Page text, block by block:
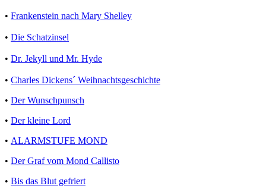
• Frankenstein nach Mary Shelley
• Die Schatzinsel
• Dr. Jekyll und Mr. Hyde
• Charles Dickens´ Weihnachtsgeschichte
• Der Wunschpunsch
• Der kleine Lord
• ALARMSTUFE MOND
• Der Graf vom Mond Callisto
• Bis das Blut gefriert